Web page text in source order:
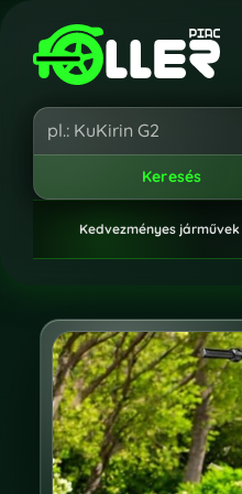
Kedvezményes járművek